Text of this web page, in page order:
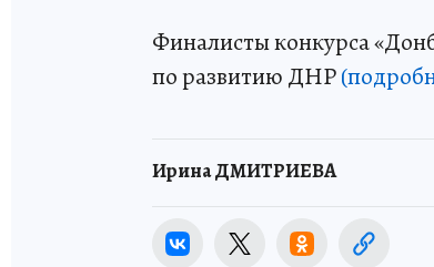
Финалисты конкурса
по развитию ДНР
Ирина ДМИТРИЕВА